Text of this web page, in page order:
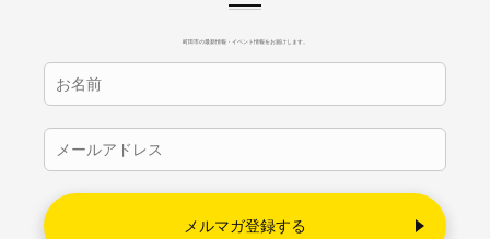
町田市の最新情報・イベント情報をお届けします。